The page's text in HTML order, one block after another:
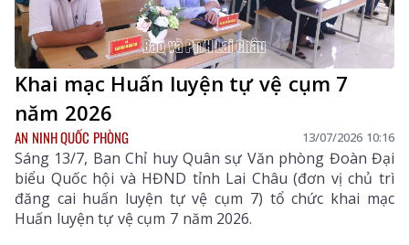
Khai mạc Huấn luyện tự vệ cụm 7
năm 2026
AN NINH QUỐC PHÒNG 13/07/2026 10:16
Sáng 13/7, Ban Chỉ huy Quân sự Văn phòng Đoàn Đại
biểu Quốc hội và HĐND tỉnh Lai Châu (đơn vị chủ trì
đăng cai huấn luyện tự vệ cụm 7) tổ chức khai mạc
Huấn luyện tự vệ cụm 7 năm 2026.